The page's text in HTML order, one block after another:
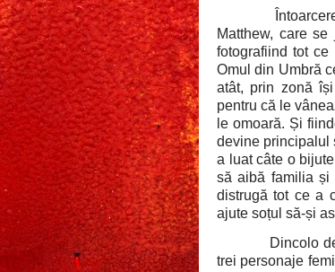
Matthew, care
fotografiind tot
Omul din Umbră
atât, prin zonă
pentru că le
le omoară. Și
devine principalul
a luat câte o
să aibă familia și
distrugă tot ce a
ajute soțul să-și
Dincolo
trei personaje